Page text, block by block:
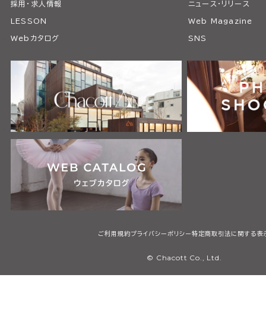
採用・求人情報 ニュース・リリース
LESSON Web Magazine
Webカタログ SNS
ご利用規約プライバシーポリシー特定商取引法に関する表
© Chacott Co., Ltd.